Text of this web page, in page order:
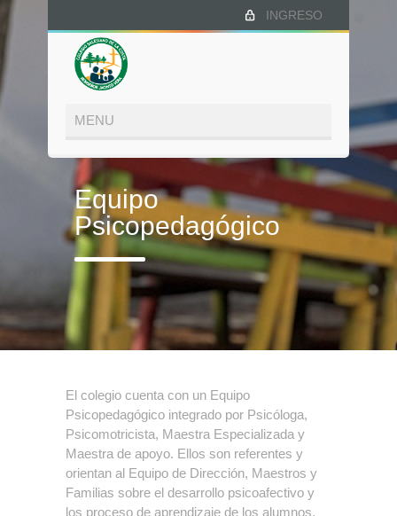
INGRESO
Equipo
Psicopedagógico
El colegio cuenta con un Equipo
Psicopedagógico integrado por Psicóloga,
Psicomotricista, Maestra Especializada y
Maestra de apoyo. Ellos son referentes y
orientan al Equipo de Dirección, Maestros y
Familias sobre el desarrollo psicoafectivo y
los proceso de aprendizaje de los alumnos,